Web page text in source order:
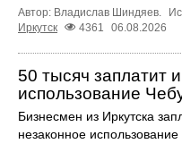
Автор: Владислав Шиндяев.
Иркутск
4361 06.08.2026
50 тысяч заплатит
использование
Бизнесмен из Иркутска
незаконное